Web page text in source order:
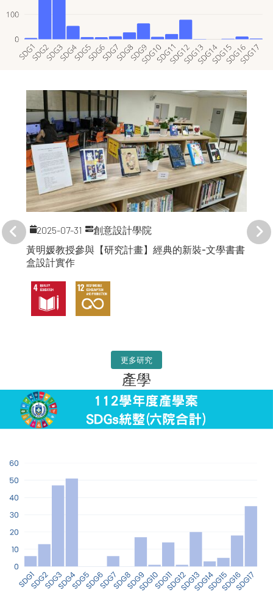
2025-07-31 創意設計學院
黃明媛教授參與【研究計畫】經典的新裝-文學書書
盒設計實作
更多研究
產學